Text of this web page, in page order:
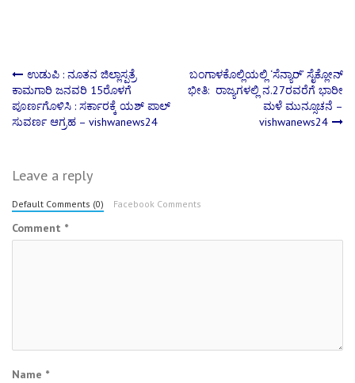
Post
navigation
ಉಡುಪಿ : ನೂತನ ಜಿಲ್ಲಾಸ್ಪತ್ರೆ
ಕಾಮಗಾರಿ ಜನವರಿ 15ರೊಳಗೆ
ಪೂರ್ಣಗೊಳಿಸಿ : ಸರ್ಕಾರಕ್ಕೆ ಯಶ್ ಪಾಲ್
ಸುವರ್ಣ ಆಗ್ರಹ – vishwanews24
ಬಂಗಾಳಕೊಲ್ಲಿಯಲ್ಲಿ ‘ಸೆನ್ಯಾರ್’ ಸೈಕ್ಲೋನ್
ಭೀತಿ: ರಾಜ್ಯಗಳಲ್ಲಿ ನ.27ರವರೆಗೆ ಭಾರೀ
ಮಳೆ ಮುನ್ಸೂಚನೆ –
vishwanews24
Leave a reply
Default Comments (0) Facebook Comments
Comment *
Name *